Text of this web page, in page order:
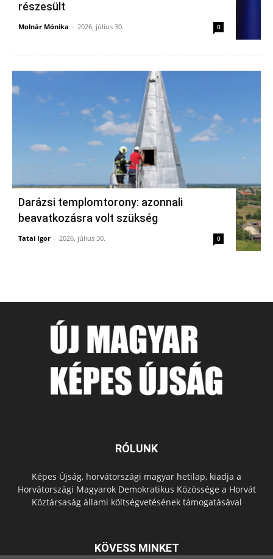
részesült
Molnár Mónika - 2026, július 30. 0
Darázsi templomtorony: azonnali
beavatkozásra volt szükség
Tatai Igor - 2026, július 30. 0
RÓLUNK
Képes Újság, horvátországi magyar hetilap, kiadja a
Horvátországi Magyarok Demokratikus Közössége a Horvát
Köztársaság állami költségvetésének támogatásával
KÖVESS MINKET